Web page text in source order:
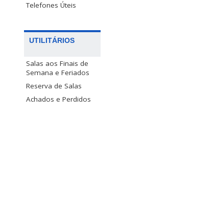
Telefones Úteis
UTILITÁRIOS
Salas aos Finais de
Semana e Feriados
Reserva de Salas
Achados e Perdidos